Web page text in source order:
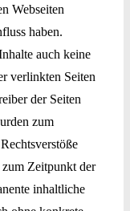
Webseiten
haben.
auch keine
verlinkten Seiten
der Seiten
zum
Zeitpunkt der
inhaltliche